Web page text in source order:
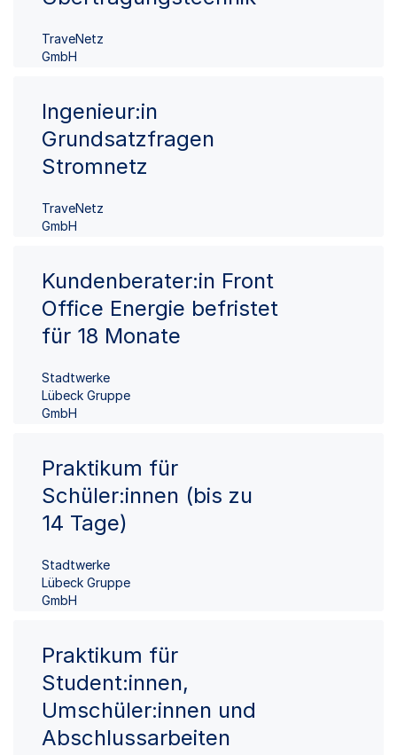
TraveNetz
GmbH
Ingenieur:in
Grundsatzfragen
Stromnetz
TraveNetz
GmbH
Kundenberater:in Front
Office Energie befristet
für 18 Monate
Stadtwerke
Lübeck Gruppe
GmbH
Praktikum für
Schüler:innen (bis zu
14 Tage)
Stadtwerke
Lübeck Gruppe
GmbH
Praktikum für
Student:innen,
Umschüler:innen und
Abschlussarbeiten